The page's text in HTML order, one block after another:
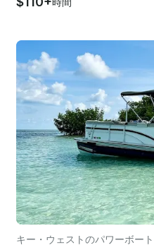
キー・ウェストのパワーボート